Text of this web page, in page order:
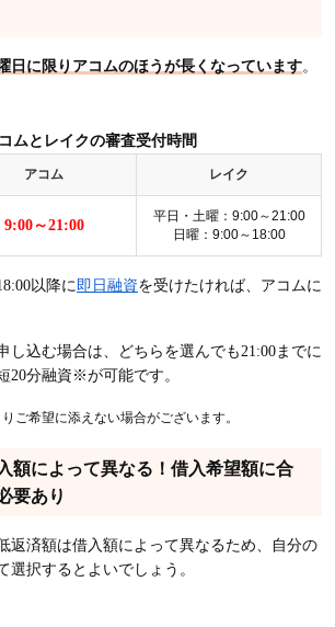
日に限りアコムのほうが長くなっています。
ムとレイクの審査受付時間
アコム レイク
9:00～21:00
平日・土曜：9:00～21:00
日曜：9:00～18:00
以降に即日融資を受けたければ、アコムに
し込む場合は、どちらを選んでも21:00までに
20分融資※が可能です。
ご希望に添えない場合がございます。
額によって異なる！借入希望額に合
要あり
返済額は借入額によって異なるため、自分の
選択するとよいでしょう。